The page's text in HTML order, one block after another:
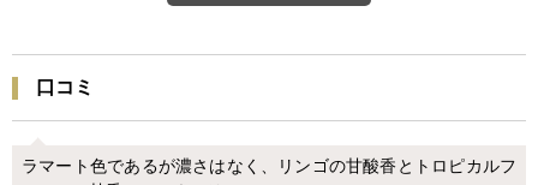
口コミ
ラマート色であるが濃さはなく、リンゴの甘酸香とトロピカルフ